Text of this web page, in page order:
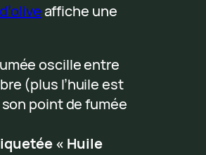
affiche une
oscille entre
(plus l’huile est
point de fumée
« Huile